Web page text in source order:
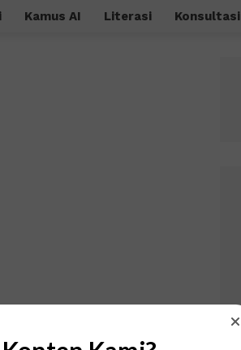
Kamus AI Literasi Konsultasi